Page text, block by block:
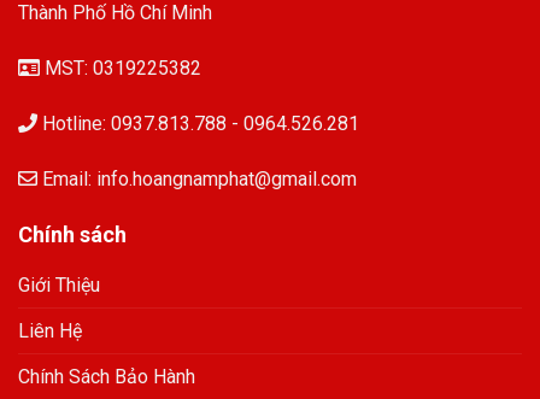
Thành Phố Hồ Chí Minh
MST: 0319225382
Hotline: 0937.813.788 - 0964.526.281
Email: info.hoangnamphat@gmail.com
Chính sách
Giới Thiệu
Liên Hệ
Chính Sách Bảo Hành